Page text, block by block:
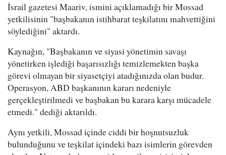
İsrail gazetesi Maariv, ismini açıklamadığı bir Mossad
yetkilisinin "başbakanın istihbarat teşkilatını mahvettiğini
söylediğini" aktardı.
Kaynağın, "Başbakanın ve siyasi yönetimin savaşı
yönetirken işlediği başarısızlığı temizlemekten başka
görevi olmayan bir siyasetçiyi atadığınızda olan budur.
Operasyon, ABD başkanının kararı nedeniyle
gerçekleştirilmedi ve başbakan bu karara karşı mücadele
etmedi." dediği aktarıldı.
Aynı yetkili, Mossad içinde ciddi bir hoşnutsuzluk
bulunduğunu ve teşkilat içindeki bazı isimlerin görevden